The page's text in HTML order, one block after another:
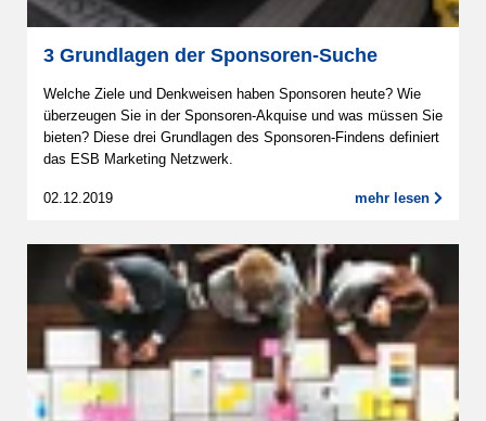
3 Grundlagen der Sponsoren-Suche
Welche Ziele und Denkweisen haben Sponsoren heute? Wie
überzeugen Sie in der Sponsoren-Akquise und was müssen Sie
bieten? Diese drei Grundlagen des Sponsoren-Findens definiert
das ESB Marketing Netzwerk.
02.12.2019 mehr lesen